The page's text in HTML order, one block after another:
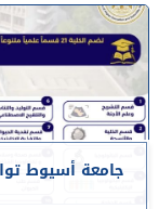
جامعة أسيوط